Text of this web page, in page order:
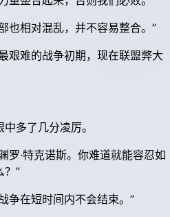
也相对混乱，并不容易整合。”
艰难的战争初期，现在联盟弊大
多了几分凌厉。
罗·特克诺斯。你难道就能容忍如
？”
争在短时间内不会结束。”